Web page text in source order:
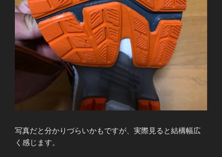
写真だと分かりづらいかもですが、実際見ると結構幅広
く感じます。